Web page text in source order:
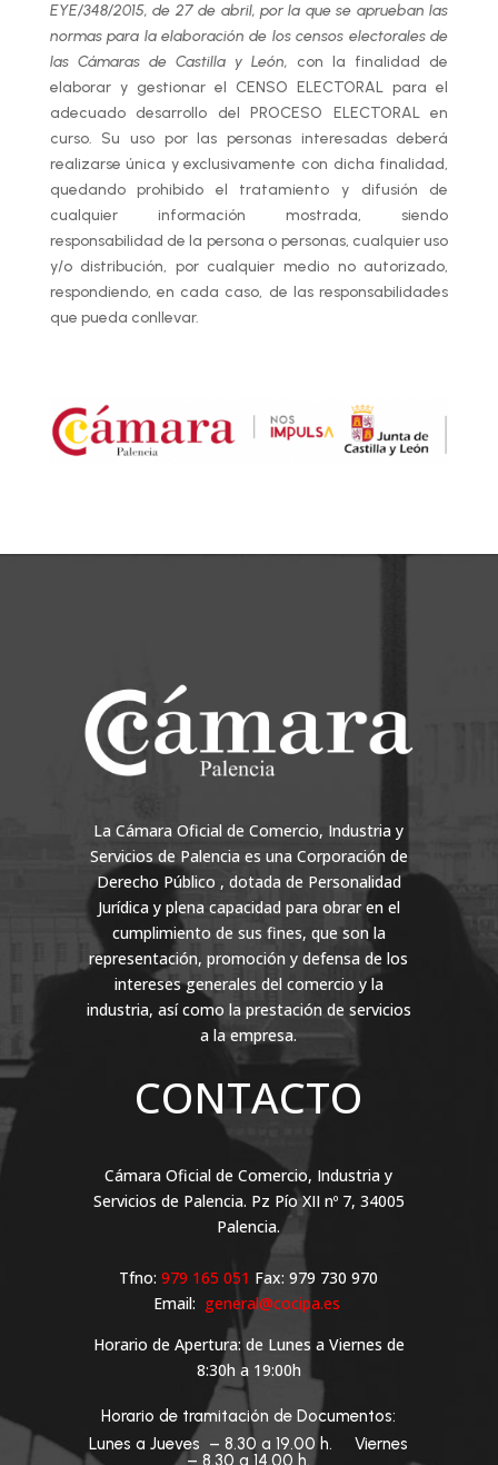
EYE/348/2015, de 27 de abril, por la que se aprueban las
normas para la elaboración de los censos electorales de
las Cámaras de Castilla y León, con la finalidad de
elaborar y gestionar el CENSO ELECTORAL para el
adecuado desarrollo del PROCESO ELECTORAL en
curso. Su uso por las personas interesadas deberá
realizarse única y exclusivamente con dicha finalidad,
quedando prohibido el tratamiento y difusión de
cualquier información mostrada, siendo
responsabilidad de la persona o personas, cualquier uso
y/o distribución, por cualquier medio no autorizado,
respondiendo, en cada caso, de las responsabilidades
que pueda conllevar.
La Cámara Oficial de Comercio, Industria y
Servicios de Palencia es una Corporación de
Derecho Público , dotada de Personalidad
Jurídica y plena capacidad para obrar en el
cumplimiento de sus fines, que son la
representación, promoción y defensa de los
intereses generales del comercio y la
industria, así como la prestación de servicios
a la empresa.
CONTACTO
Cámara Oficial de Comercio, Industria y
Servicios de Palencia. Pz Pío XII nº 7, 34005
Palencia.
Tfno:979 165 051 Fax: 979 730 970
Email: general@cocipa.es
Horario de Apertura: de Lunes a Viernes de
8:30h a 19:00h
Horario de tramitación de Documentos:
Lunes a Jueves – 8.30 a 19.00 h. Viernes
– 8.30 a 14.00 h.